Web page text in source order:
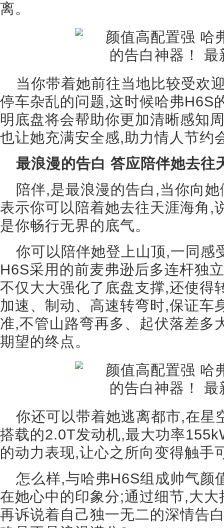
离。
当你带着她前往当地比较受欢
停车杂乱的问题,这时候哈弗H6S
明底盘将会帮助你更加清晰感知
也让她充满安全感,助力情人节约
最浪漫的告白 答应陪伴她去往
陪伴,是最浪漫的告白,当你向
表示你可以陪着她去往天涯海角,
是你畅行无界的底气。
你可以陪伴她登上山顶,一同感
H6S采用的前麦弗逊后多连杆独
不仅大大强化了底盘支撑,还使得
加速、制动、高速转弯时,保证车
准,不管山路弯再多、起伏落差多
期望的终点。
你还可以带着她逃离都市,在星
搭载的2.0T发动机,最大功率
的动力表现,让心之所向变得触手
怎么样,与哈弗H6S组成帅气颜
在她心中的印象分;通过细节,大
再诉说着自己独一无二的深情告